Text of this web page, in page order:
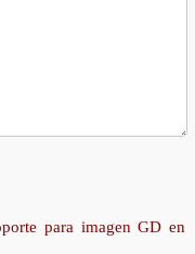
para imagen GD en